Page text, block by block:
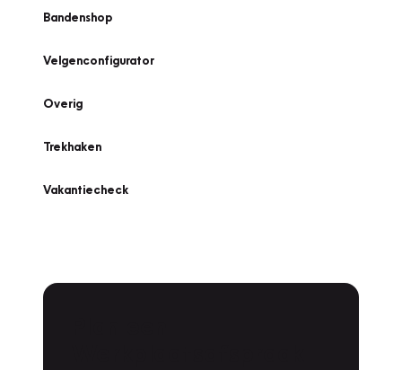
Bandenshop
Velgenconfigurator
Overig
Trekhaken
Vakantiecheck